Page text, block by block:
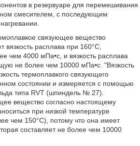
в резервуаре для перемешивания
смесителем, с последующим
связующее вещество
вязкость расплава при 160°C,
чем 4000 мПа•с, и вязкость расплава
не более чем 10000 мПа•с. "Вязкость
термоплавкого связующего
состоянии и измеряется с помощью
типа RVT (шпиндель № 27).
вещество согласно настоящему
при низкой температуре
чем 150°C), потому что она имеет
составляет не более чем 10000